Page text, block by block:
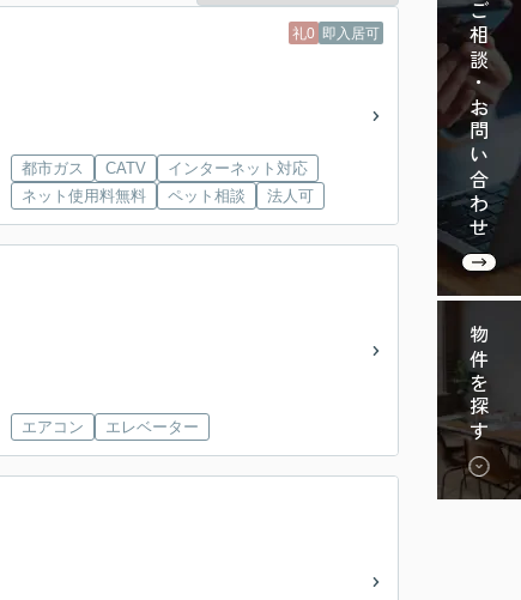
ご相談・お問い合わせ
物件を探す
礼0 即入居可
都市ガス CATV
インターネット対応
ネット使用料無料
ペット相談 法人可
エアコン エレベーター